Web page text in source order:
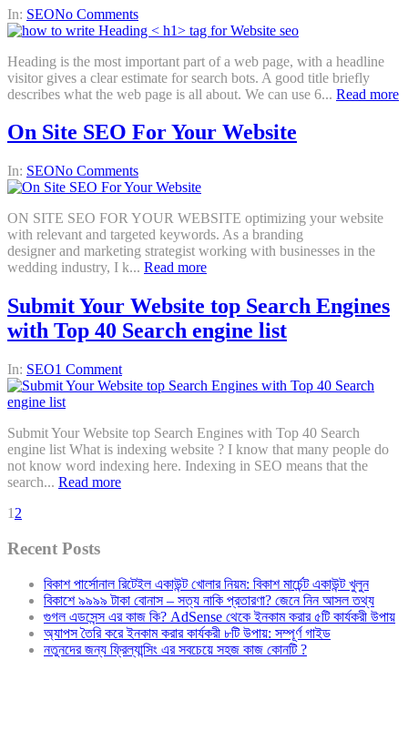
In: SEONo Comments
Heading is the most important part of a web page, with a headline
visitor gives a clear estimate for search bots. A good title briefly
describes what the web page is all about. We can use 6... Read more
On Site SEO For Your Website
In: SEONo Comments
ON SITE SEO FOR YOUR WEBSITE optimizing your website
with relevant and targeted keywords. As a branding
designer and marketing strategist working with businesses in the
wedding industry, I k... Read more
Submit Your Website top Search Engines
with Top 40 Search engine list
In: SEO1 Comment
Submit Your Website top Search Engines with Top 40 Search
engine list What is indexing website ? I know that many people do
not know word indexing here. Indexing in SEO means that the
search... Read more
1 2
Recent Posts
বিকাশ পার্সোনাল রিটেইল একাউন্ট খোলার নিয়ম: বিকাশ মার্চেন্ট একাউন্ট খুলুন
বিকাশে ৯৯৯৯ টাকা বোনাস – সত্য নাকি প্রতারণা? জেনে নিন আসল তথ্য
গুগল এডসেন্স এর কাজ কি? AdSense থেকে ইনকাম করার ৫টি কার্যকরী উপায়
অ্যাপস তৈরি করে ইনকাম করার কার্যকরী ৮টি উপায়: সম্পূর্ণ গাইড
নতুনদের জন্য ফ্রিল্যান্সিং এর সবচেয়ে সহজ কাজ কোনটি ?